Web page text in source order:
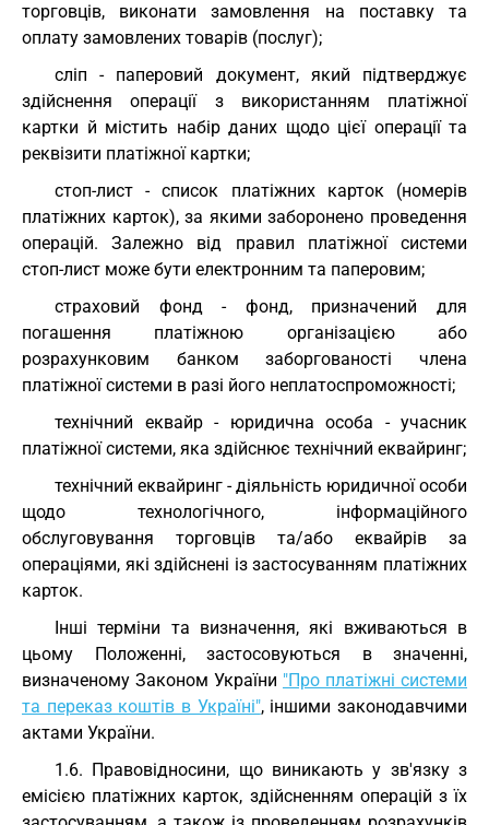
торговців, виконати замовлення на поставку та
оплату замовлених товарів (послуг);
сліп - паперовий документ, який підтверджує
здійснення операції з використанням платіжної
картки й містить набір даних щодо цієї операції та
реквізити платіжної картки;
стоп-лист - список платіжних карток (номерів
платіжних карток), за якими заборонено проведення
операцій. Залежно від правил платіжної системи
стоп-лист може бути електронним та паперовим;
страховий фонд - фонд, призначений для
погашення платіжною організацією або
розрахунковим банком заборгованості члена
платіжної системи в разі його неплатоспроможності;
технічний еквайр - юридична особа - учасник
платіжної системи, яка здійснює технічний еквайринг;
технічний еквайринг - діяльність юридичної особи
щодо технологічного, інформаційного
обслуговування торговців та/або еквайрів за
операціями, які здійснені із застосуванням платіжних
карток.
Інші терміни та визначення, які вживаються в
цьому Положенні, застосовуються в значенні,
визначеному Законом України "Про платіжні системи
та переказ коштів в Україні", іншими законодавчими
актами України.
1.6. Правовідносини, що виникають у зв'язку з
емісією платіжних карток, здійсненням операцій з їх